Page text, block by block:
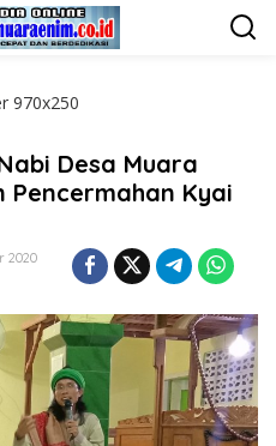
Desa Muara
Pencermahan Kyai
2020